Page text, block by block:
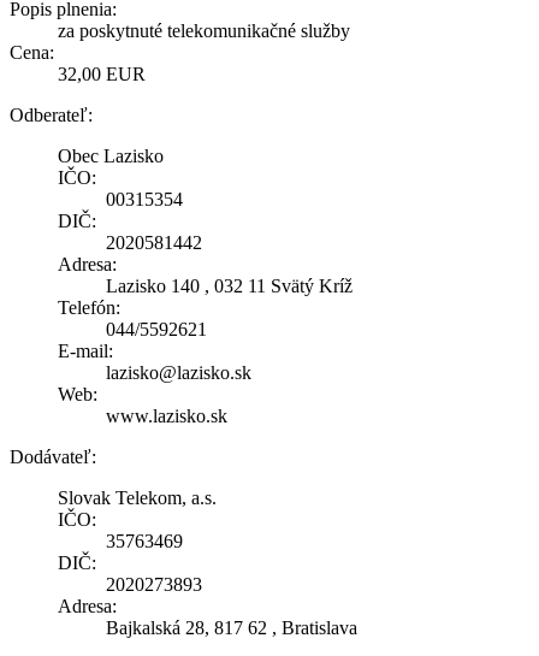
Popis plnenia:
za poskytnuté telekomunikačné služby
Cena:
32,00 EUR
Odberateľ:
Obec Lazisko
IČO:
00315354
DIČ:
2020581442
Adresa:
Lazisko 140 , 032 11 Svätý Kríž
Telefón:
044/5592621
E-mail:
lazisko@lazisko.sk
Web:
www.lazisko.sk
Dodávateľ:
Slovak Telekom, a.s.
IČO:
35763469
DIČ:
2020273893
Adresa:
Bajkalská 28, 817 62 , Bratislava